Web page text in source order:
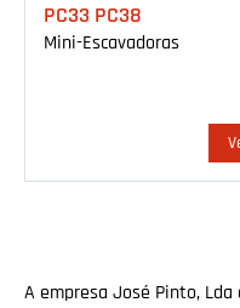
PC33 PC38
Mini-Escavadoras
A empresa José Pinto,